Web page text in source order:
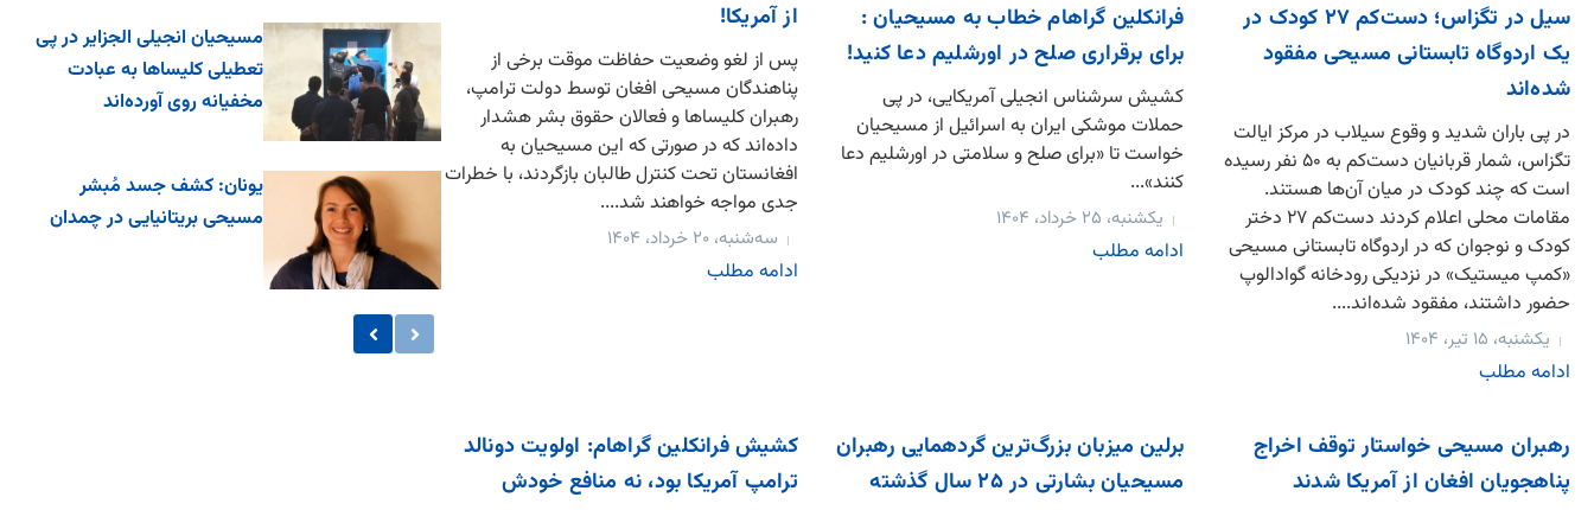
سیل در تگزاس؛ دست‌کم ۲۷ کودک در
یک اردوگاه تابستانی مسیحی مفقود
شده‌اند
در پی باران شدید و وقوع سیلاب در مرکز ایالت
تگزاس، شمار قربانیان دست‌کم به ۵۰ نفر رسیده
است که چند کودک در میان آن‌ها هستند.
مقامات محلی اعلام کردند دست‌کم ۲۷ دختر
کودک و نوجوان که در اردوگاه تابستانی مسیحی
«کمپ میستیک» در نزدیکی رودخانه گوادالوپ
حضور داشتند، مفقود شده‌اند....
یکشنبه، ۱۵ تیر، ۱۴۰۴
ادامه مطلب
فرانکلین گراهام خطاب به مسیحیان :
برای برقراری صلح در اورشلیم دعا کنید!
کشیش سرشناس انجیلی آمریکایی، در پی
حملات موشکی ایران به اسرائیل از مسیحیان
خواست تا «برای صلح و سلامتی در اورشلیم دعا
کنند»...
یکشنبه، ۲۵ خرداد، ۱۴۰۴
ادامه مطلب
از آمریکا!
پس از لغو وضعیت حفاظت موقت برخی از
پناهندگان مسیحی افغان توسط دولت ترامپ،
رهبران کلیساها و فعالان حقوق بشر هشدار
داده‌اند که در صورتی که این مسیحیان به
افغانستان تحت کنترل طالبان بازگردند، با خطرات
جدی مواجه خواهند شد....
سه‌شنبه، ۲۰ خرداد، ۱۴۰۴
ادامه مطلب
رهبران مسیحی خواستار توقف اخراج
پناهجویان افغان از آمریکا شدند
برلین میزبان بزرگ‌ترین گردهمایی رهبران
مسیحیان بشارتی در ۲۵ سال گذشته
کشیش فرانکلین گراهام: اولویت دونالد
ترامپ آمریکا بود، نه منافع خودش
مسیحیان انجیلی الجزایر در پی
تعطیلی کلیساها به عبادت
مخفیانه روی آورده‌اند
یونان: کشف جسد مُبشر
مسیحی بریتانیایی در چمدان